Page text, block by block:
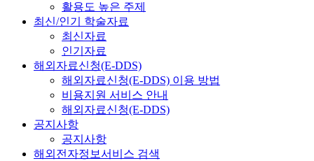
활용도 높은 주제
최신/인기 학술자료
최신자료
인기자료
해외자료신청(E-DDS)
해외자료신청(E-DDS) 이용 방법
비용지원 서비스 안내
해외자료신청(E-DDS)
공지사항
공지사항
해외전자정보서비스 검색